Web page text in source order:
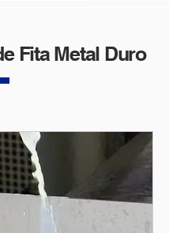
Fita Metal Duro